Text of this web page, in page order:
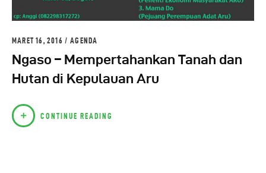
MARET 16, 2016 AGENDA
Ngaso – Mempertahankan Tanah dan
Hutan di Kepulauan Aru
CONTINUE READING